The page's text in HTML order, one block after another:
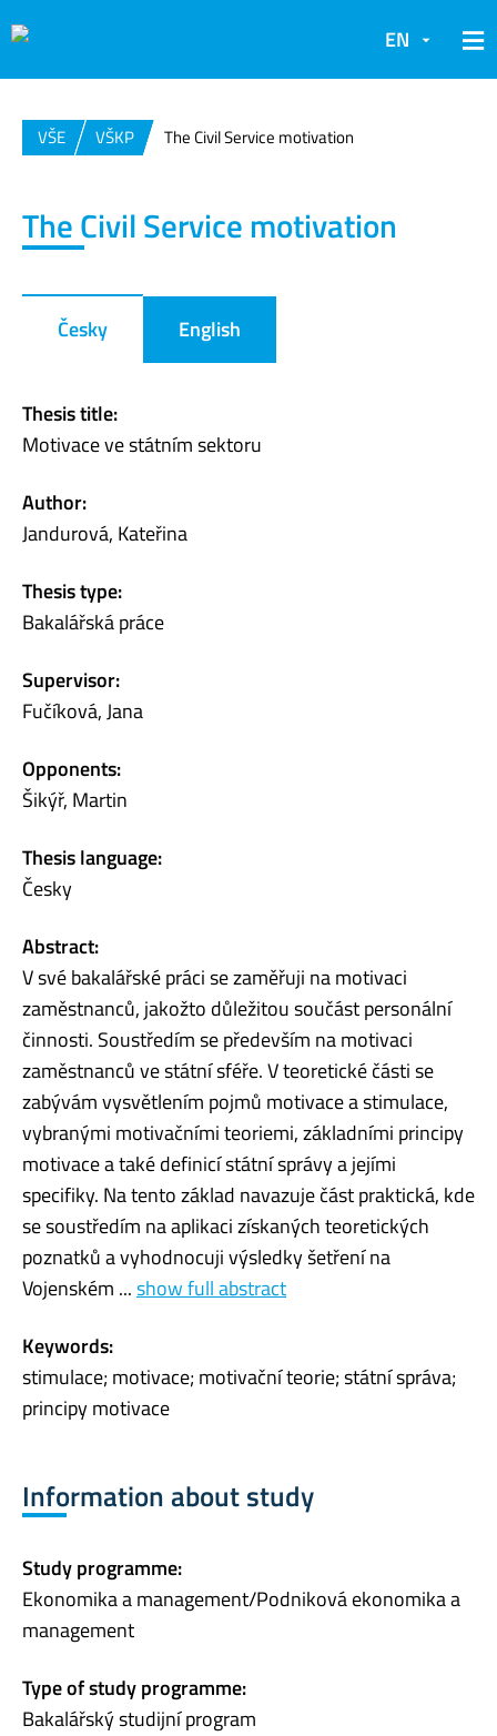
EN
VŠE VŠKP The Civil Service motivation
The Civil Service motivation
Česky English
Thesis title:
Motivace ve státním sektoru
Author:
Jandurová, Kateřina
Thesis type:
Bakalářská práce
Supervisor:
Fučíková, Jana
Opponents:
Šikýř, Martin
Thesis language:
Česky
Abstract:
V své bakalářské práci se zaměřuji na motivaci
zaměstnanců, jakožto důležitou součást personální
činnosti. Soustředím se především na motivaci
zaměstnanců ve státní sféře. V teoretické části se
zabývám vysvětlením pojmů motivace a stimulace,
vybranými motivačními teoriemi, základními principy
motivace a také definicí státní správy a jejími
specifiky. Na tento základ navazuje část praktická, kde
se soustředím na aplikaci získaných teoretických
poznatků a vyhodnocuji výsledky šetření na
Vojenském ...show full abstract
Keywords:
stimulace; motivace; motivační teorie; státní správa;
principy motivace
Information about study
Study programme:
Ekonomika a management/Podniková ekonomika a
management
Type of study programme:
Bakalářský studijní program